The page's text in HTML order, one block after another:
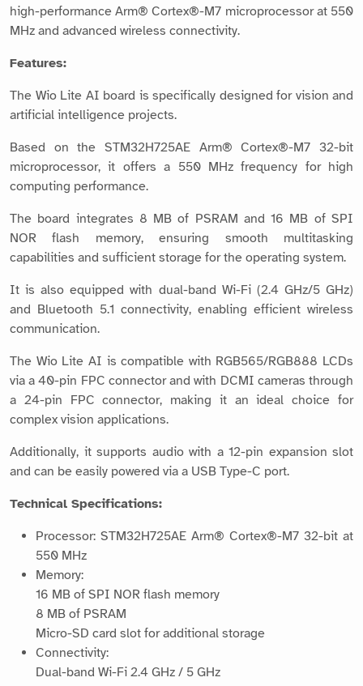
high-performance Arm® Cortex®-M7 microprocessor at 550
MHz and advanced wireless connectivity.
Features:
The Wio Lite AI board is specifically designed for vision and
artificial intelligence projects.
Based on the STM32H725AE Arm® Cortex®-M7 32-bit
microprocessor, it offers a 550 MHz frequency for high
computing performance.
The board integrates 8 MB of PSRAM and 16 MB of SPI
NOR flash memory, ensuring smooth multitasking
capabilities and sufficient storage for the operating system.
It is also equipped with dual-band Wi-Fi (2.4 GHz/5 GHz)
and Bluetooth 5.1 connectivity, enabling efficient wireless
communication.
The Wio Lite AI is compatible with RGB565/RGB888 LCDs
via a 40-pin FPC connector and with DCMI cameras through
a 24-pin FPC connector, making it an ideal choice for
complex vision applications.
Additionally, it supports audio with a 12-pin expansion slot
and can be easily powered via a USB Type-C port.
Technical Specifications:
Processor: STM32H725AE Arm® Cortex®-M7 32-bit at
550 MHz
Memory:
16 MB of SPI NOR flash memory
8 MB of PSRAM
Micro-SD card slot for additional storage
Connectivity:
Dual-band Wi-Fi 2.4 GHz / 5 GHz